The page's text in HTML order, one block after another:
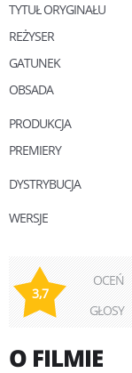
TYTUŁ ORYGINAŁU
REŻYSER
GATUNEK
OBSADA
PRODUKCJA
PREMIERY
DYSTRYBUCJA
WERSJE
3,7
OCEŃ
GŁOSY
O FILMIE